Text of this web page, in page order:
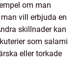
om man
vill erbjuda en
skillnader kan
som salami
eller torkade